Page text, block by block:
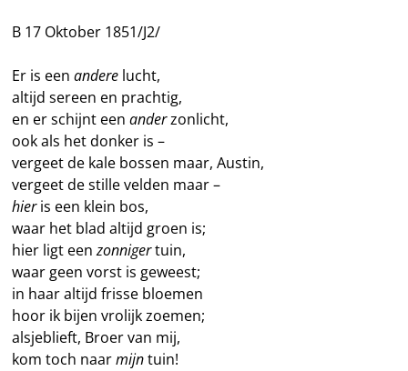
B 17 Oktober 1851/J2/
Er is eenandere lucht,
altijd sereen en prachtig,
en er schijnt eenanderzonlicht,
ook als het donker is –
vergeet de kale bossen maar, Austin,
vergeet de stille velden maar –
hieris een klein bos,
waar het blad altijd groen is;
hier ligt eenzonnigertuin,
waar geen vorst is geweest;
in haar altijd frisse bloemen
hoor ik bijen vrolijk zoemen;
alsjeblieft, Broer van mij,
kom toch naarmijntuin!